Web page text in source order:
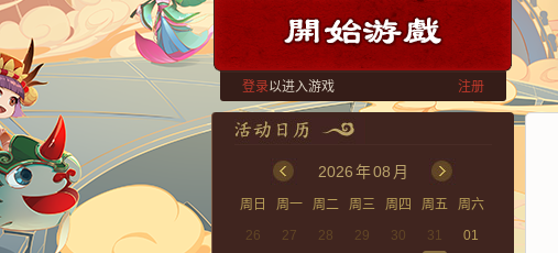
登录以进入游戏 注册
2026年08 月
周日 周一 周二 周三 周四 周五
周六
26
27 28 29 30 31
01